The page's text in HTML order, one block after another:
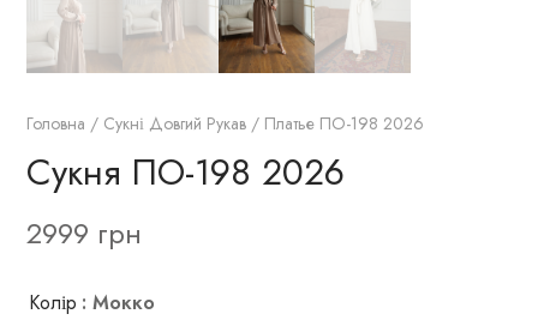
Головна / Сукні Довгий Рукав / Платье ПО-198 2026
Сукня ПО-198 2026
2999 грн
Колір : Мокко